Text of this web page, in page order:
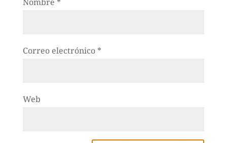
Correo electrónico *
Web